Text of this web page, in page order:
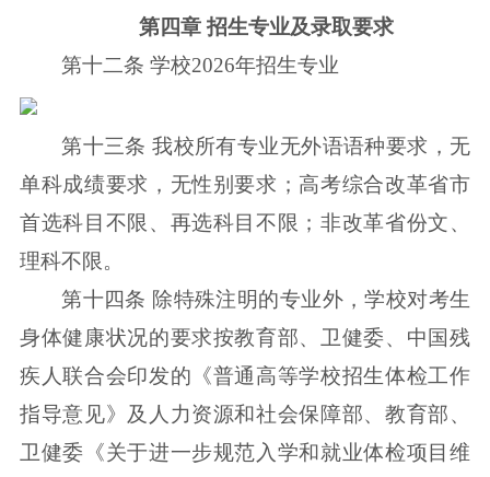
第四章 招生专业及录取要求
第十二条 学校2026年招生专业
第十三条 我校所有专业无外语语种要求，无
单科成绩要求，无性别要求；高考综合改革省市
首选科目不限、再选科目不限；非改革省份文、
理科不限。
第十四条 除特殊注明的专业外，学校对考生
身体健康状况的要求按教育部、卫健委、中国残
疾人联合会印发的《普通高等学校招生体检工作
指导意见》及人力资源和社会保障部、教育部、
卫健委《关于进一步规范入学和就业体检项目维